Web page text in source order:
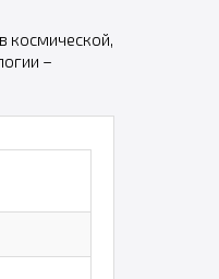
космической,
–